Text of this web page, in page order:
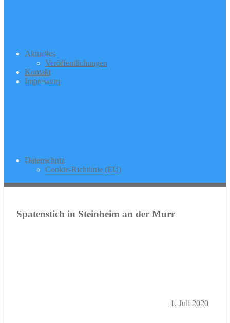
Aktuelles
Veröffentlichungen
Kontakt
Impressum
Datenschutz
Cookie-Richtlinie (EU)
Spatenstich in Steinheim an der Murr
1. Juli 2020